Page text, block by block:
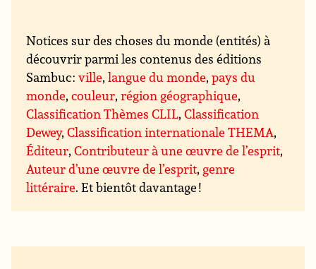
Notices sur des choses du monde (entités) à
découvrir parmi les contenus des éditions
Sambuc :ville,langue du monde,pays du
monde,couleur,région géographique,
Classification Thèmes CLIL,Classification
Dewey,Classification internationale THEMA,
Éditeur,Contributeur à une œuvre de l’esprit,
Auteur d’une œuvre de l’esprit, genre
littéraire. Et bientôt davantage !